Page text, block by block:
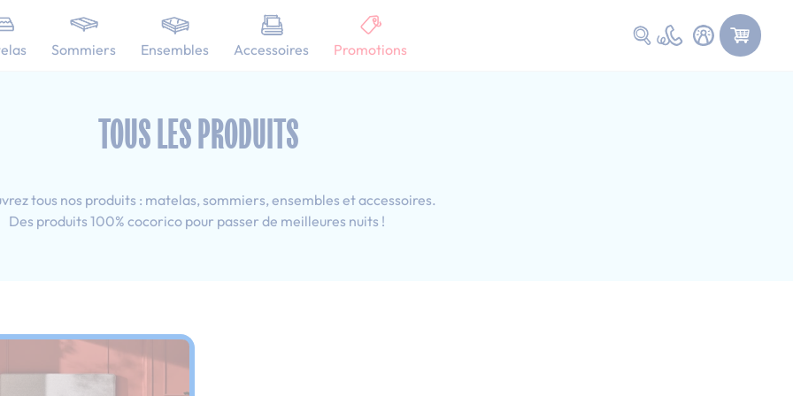
Sommiers Ensembles Accessoires Promotions
Faire une recherche
cm
TOUS LES PRODUITS
tous nos produits : matelas, sommiers, ensembles et accessoires.
Des produits 100% cocorico pour passer de meilleures nuits !